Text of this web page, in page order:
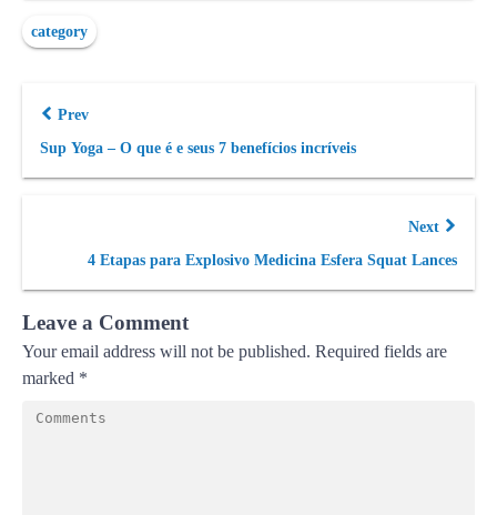
category
Prev
Sup Yoga – O que é e seus 7 benefícios incríveis
Next
4 Etapas para Explosivo Medicina Esfera Squat Lances
Leave a Comment
Your email address will not be published. Required fields are
marked *